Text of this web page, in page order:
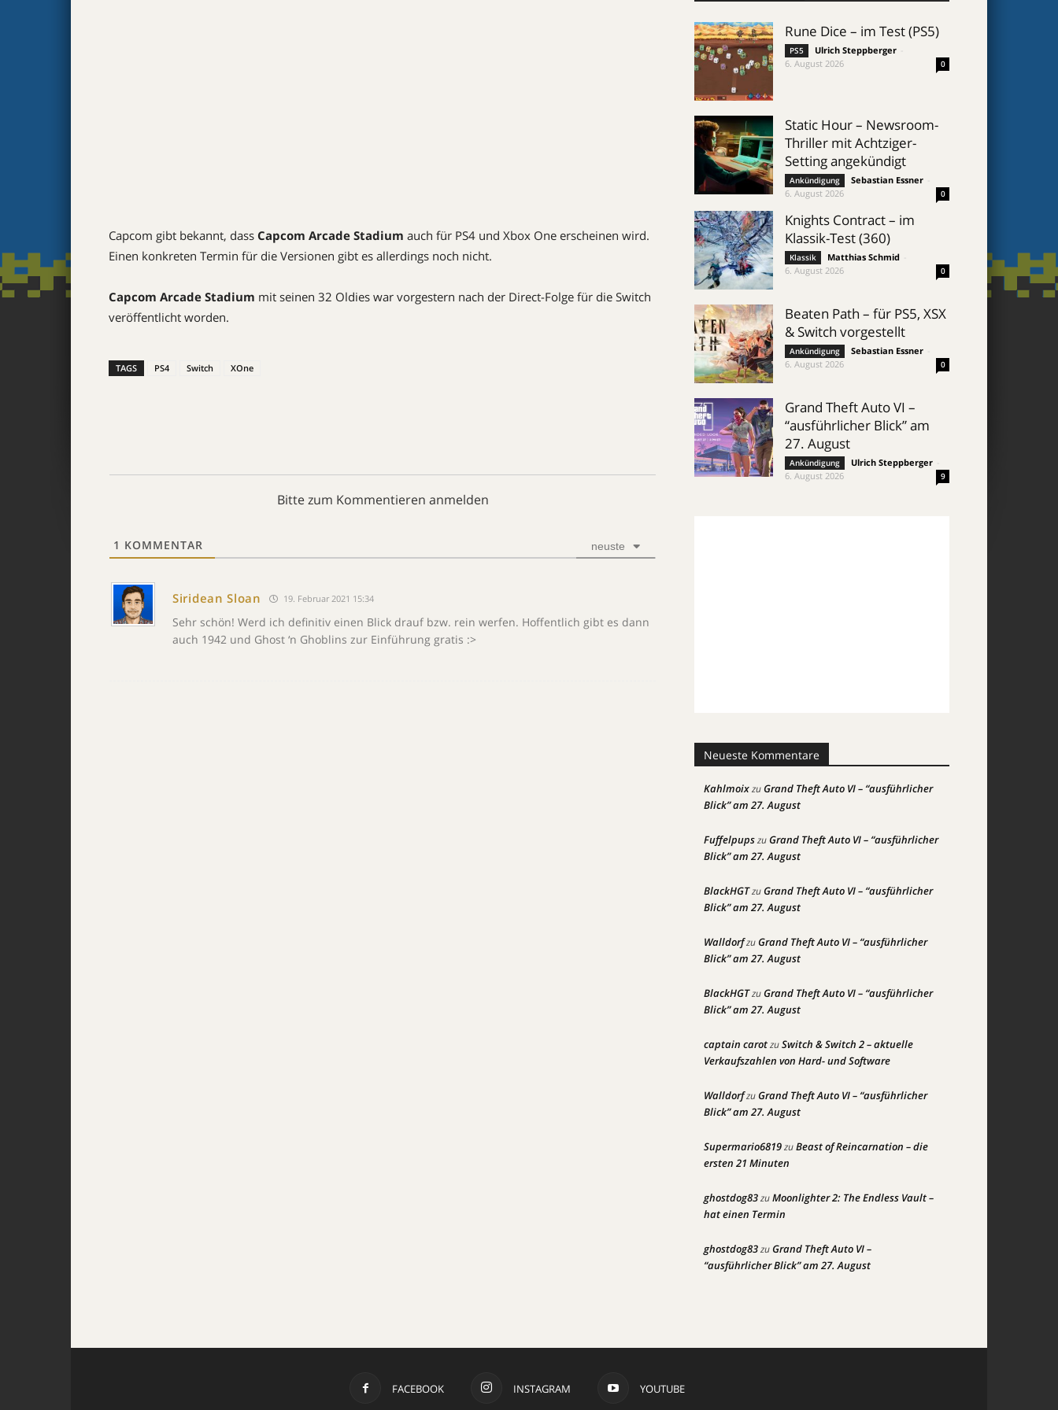
Capcom gibt bekannt, dass Capcom Arcade Stadium auch für PS4 und Xbox One erscheinen wird.
Einen konkreten Termin für die Versionen gibt es allerdings noch nicht.
Capcom Arcade Stadium mit seinen 32 Oldies war vorgestern nach der Direct-Folge für die Switch
veröffentlicht worden.
TAGS PS4 Switch XOne
Bitte zum Kommentieren anmelden
1 KOMMENTAR neuste
Siridean Sloan 19. Februar 2021 15:34
Sehr schön! Werd ich definitiv einen Blick drauf bzw. rein werfen. Hoffentlich gibt es dann
auch 1942 und Ghost ‘n Ghoblins zur Einführung gratis :>
Rune Dice – im Test (PS5)
PS5 Ulrich Steppberger
6. August 2026
0
Static Hour – Newsroom-
Thriller mit Achtziger-
Setting angekündigt
Ankündigung Sebastian Essner
6. August 2026
0
Knights Contract – im
Klassik-Test (360)
Klassik Matthias Schmid
6. August 2026
0
Beaten Path – für PS5, XSX
& Switch vorgestellt
Ankündigung Sebastian Essner
6. August 2026
0
Grand Theft Auto VI –
“ausführlicher Blick” am
27. August
Ankündigung Ulrich Steppberger
6. August 2026
9
Neueste Kommentare
KahlmoixzuGrand Theft Auto VI – “ausführlicher
Blick” am 27. August
FuffelpupszuGrand Theft Auto VI – “ausführlicher
Blick” am 27. August
BlackHGTzuGrand Theft Auto VI – “ausführlicher
Blick” am 27. August
WalldorfzuGrand Theft Auto VI – “ausführlicher
Blick” am 27. August
BlackHGTzuGrand Theft Auto VI – “ausführlicher
Blick” am 27. August
captain carotzuSwitch & Switch 2 – aktuelle
Verkaufszahlen von Hard- und Software
WalldorfzuGrand Theft Auto VI – “ausführlicher
Blick” am 27. August
Supermario6819zuBeast of Reincarnation – die
ersten 21 Minuten
ghostdog83zuMoonlighter 2: The Endless Vault –
hat einen Termin
ghostdog83zuGrand Theft Auto VI –
“ausführlicher Blick” am 27. August
FACEBOOK INSTAGRAM YOUTUBE